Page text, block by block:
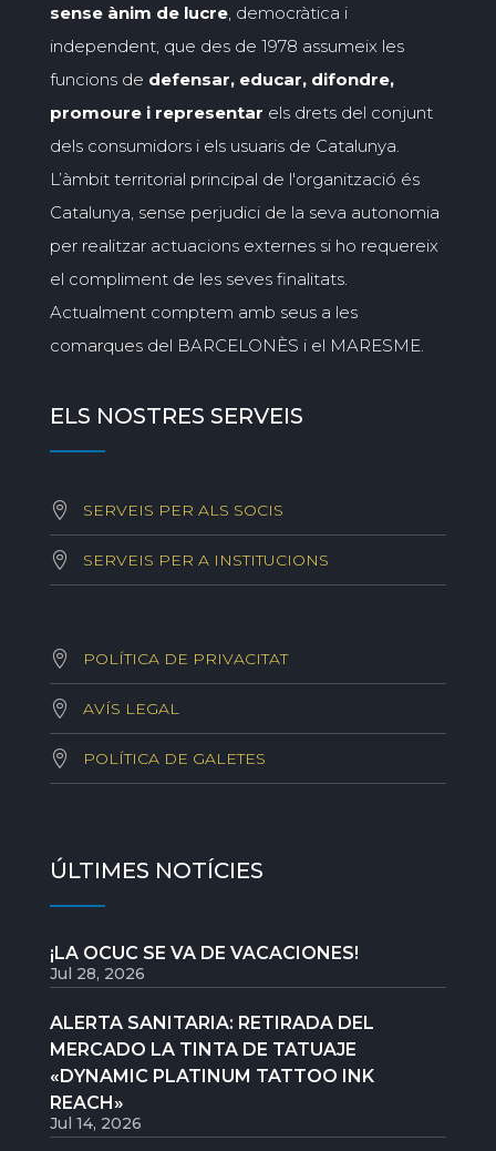
sense ànim de lucre, democràtica i
independent, que des de 1978 assumeix les
funcions de defensar, educar, difondre,
promoure i representar els drets del conjunt
dels consumidors i els usuaris de Catalunya.
L’àmbit territorial principal de l'organització és
Catalunya, sense perjudici de la seva autonomia
per realitzar actuacions externes si ho requereix
el compliment de les seves finalitats.
Actualment comptem amb seus a les
comarques del BARCELONÈS i el MARESME.
ELS NOSTRES SERVEIS
SERVEIS PER ALS SOCIS
SERVEIS PER A INSTITUCIONS
POLÍTICA DE PRIVACITAT
AVÍS LEGAL
POLÍTICA DE GALETES
ÚLTIMES NOTÍCIES
¡LA OCUC SE VA DE VACACIONES!
Jul 28, 2026
ALERTA SANITARIA: RETIRADA DEL
MERCADO LA TINTA DE TATUAJE
«DYNAMIC PLATINUM TATTOO INK
REACH»
Jul 14, 2026